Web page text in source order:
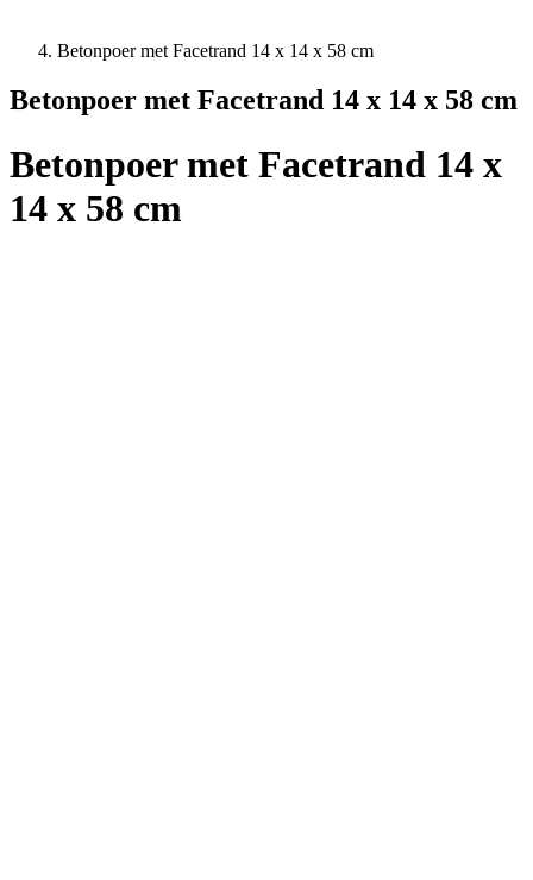
Betonpoer met Facetrand 14 x 14 x 58 cm
Betonpoer met Facetrand 14 x 14 x 58 cm
Betonpoer met Facetrand 14 x
14 x 58 cm